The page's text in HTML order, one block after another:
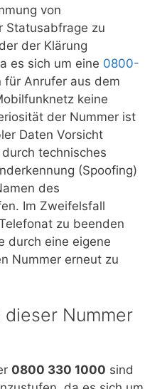
von
Statusabfrage zu
der Klärung
es sich um eine 0800-
für Anrufer aus dem
keine
der Nummer ist
Daten Vorsicht
technisches
(Spoofing)
des
Im Zweifelsfall
zu beenden
durch eine eigene
Nummer erneut zu
dieser Nummer
0800 330 1000 sind